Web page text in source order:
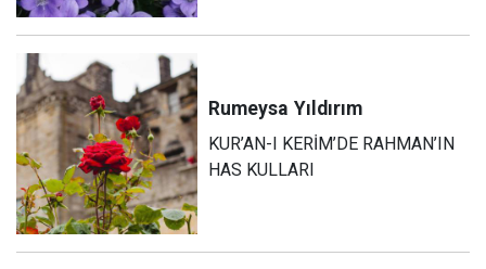
Rumeysa Yıldırım
KUR’AN-I KERİM’DE RAHMAN’IN
HAS KULLARI